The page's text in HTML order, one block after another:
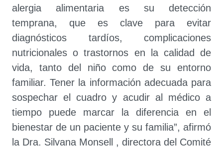
alergia alimentaria es su detección
temprana, que es clave para evitar
diagnósticos tardíos, complicaciones
nutricionales o trastornos en la calidad de
vida, tanto del niño como de su entorno
familiar. Tener la información adecuada para
sospechar el cuadro y acudir al médico a
tiempo puede marcar la diferencia en el
bienestar de un paciente y su familia”, afirmó
la Dra. Silvana Monsell , directora del Comité